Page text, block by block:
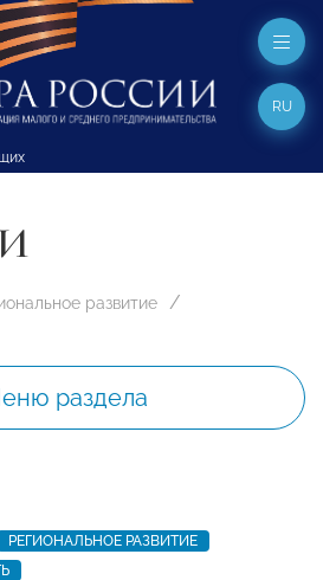
RU
развитие
раздела
РЕГИОНАЛЬНОЕ РАЗВИТИЕ